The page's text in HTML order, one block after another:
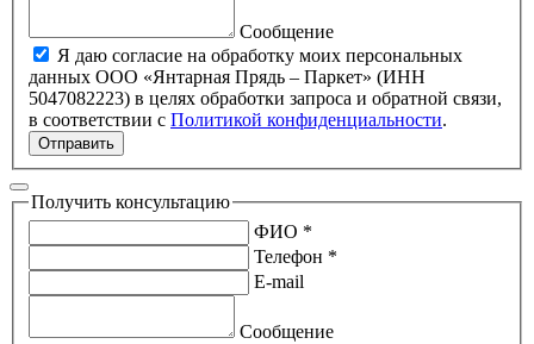
Сообщение
Я даю согласие на обработку моих персональных
данных ООО «Янтарная Прядь – Паркет» (ИНН
5047082223) в целях обработки запроса и обратной связи,
в соответствии с Политикой конфиденциальности.
Отправить
Получить консультацию
ФИО *
Телефон *
E-mail
Сообщение